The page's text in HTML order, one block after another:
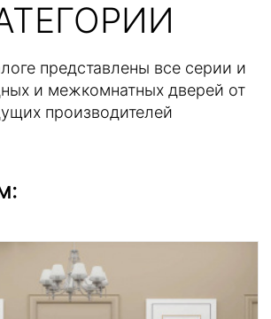
представлены все серии и
и межкомнатных дверей от
производителей